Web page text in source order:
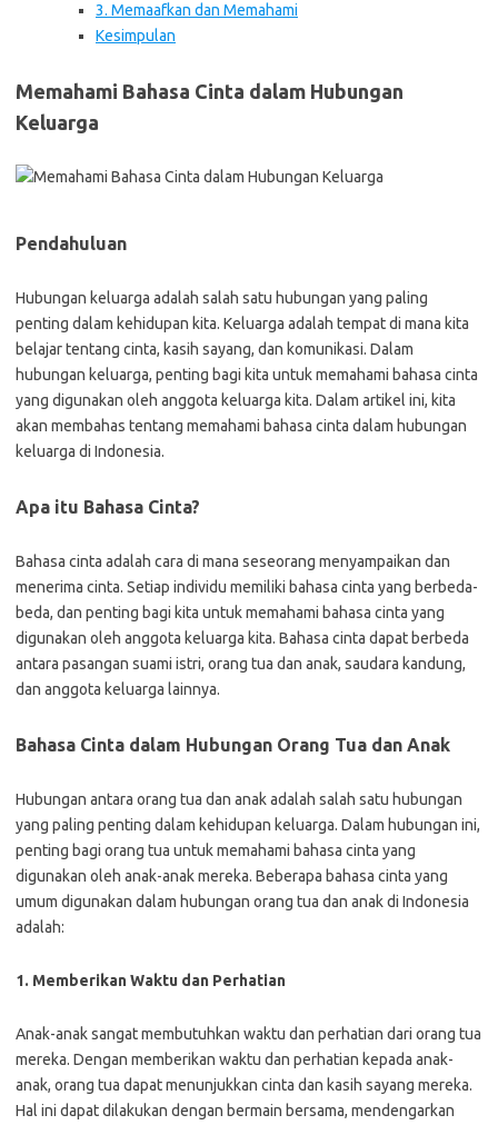
3. Memaafkan dan Memahami
Kesimpulan
Memahami Bahasa Cinta dalam Hubungan
Keluarga
Pendahuluan
Hubungan keluarga adalah salah satu hubungan yang paling
penting dalam kehidupan kita. Keluarga adalah tempat di mana kita
belajar tentang cinta, kasih sayang, dan komunikasi. Dalam
hubungan keluarga, penting bagi kita untuk memahami bahasa cinta
yang digunakan oleh anggota keluarga kita. Dalam artikel ini, kita
akan membahas tentang memahami bahasa cinta dalam hubungan
keluarga di Indonesia.
Apa itu Bahasa Cinta?
Bahasa cinta adalah cara di mana seseorang menyampaikan dan
menerima cinta. Setiap individu memiliki bahasa cinta yang berbeda-
beda, dan penting bagi kita untuk memahami bahasa cinta yang
digunakan oleh anggota keluarga kita. Bahasa cinta dapat berbeda
antara pasangan suami istri, orang tua dan anak, saudara kandung,
dan anggota keluarga lainnya.
Bahasa Cinta dalam Hubungan Orang Tua dan Anak
Hubungan antara orang tua dan anak adalah salah satu hubungan
yang paling penting dalam kehidupan keluarga. Dalam hubungan ini,
penting bagi orang tua untuk memahami bahasa cinta yang
digunakan oleh anak-anak mereka. Beberapa bahasa cinta yang
umum digunakan dalam hubungan orang tua dan anak di Indonesia
adalah:
1. Memberikan Waktu dan Perhatian
Anak-anak sangat membutuhkan waktu dan perhatian dari orang tua
mereka. Dengan memberikan waktu dan perhatian kepada anak-
anak, orang tua dapat menunjukkan cinta dan kasih sayang mereka.
Hal ini dapat dilakukan dengan bermain bersama, mendengarkan